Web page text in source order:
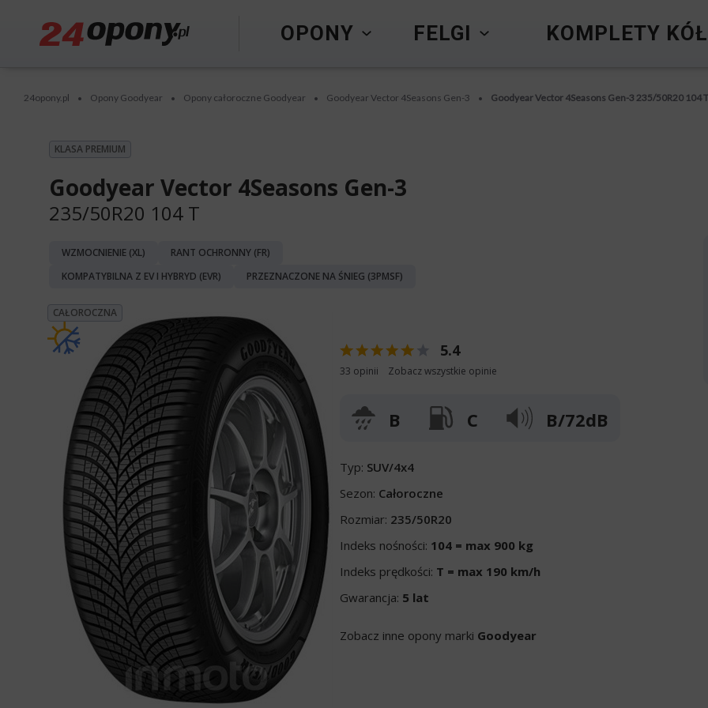
OPONY FELGI KOMPLETY KÓŁ
24opony.pl • Opony Goodyear • Opony całoroczne Goodyear • Goodyear Vector 4Seasons Gen-3 • Goodyear Vector 4Seasons Gen-3 235/50R20 104 T
KLASA PREMIUM
Goodyear Vector 4Seasons Gen-3
235/50R20 104 T
WZMOCNIENIE (XL)
RANT OCHRONNY (FR)
KOMPATYBILNA Z EV I HYBRYD (EVR)
PRZEZNACZONE NA ŚNIEG (3PMSF)
CAŁOROCZNA
5.4
33 opinii Zobacz wszystkie opinie
B C B/72dB
Typ: SUV/4x4
Sezon: Całoroczne
Rozmiar: 235/50R20
Indeks nośności: 104 = max 900 kg
Indeks prędkości: T = max 190 km/h
Gwarancja: 5 lat
Zobacz inne opony marki Goodyear